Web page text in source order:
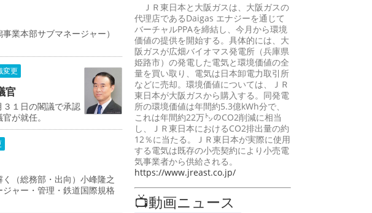
業本部サブマネージャー）
変更
官
１日の閣議で承認
が就任。
（総務部・出向）小峰隆之
ャー・管理・鉄道国際規格
ＪＲ東日本と大阪ガスは、大阪ガスの
代理店であるDaigas エナジーを通じて
バーチャルPPAを締結し、今月から環境
価値の提供を開始する。具体的には、大
阪ガスが広畑バイオマス発電所（兵庫県
姫路市）の発電した電気と環境価値の全
量を買い取り、電気は日本卸電力取引所
などに売却。環境価値については、ＪＲ
東日本が大阪ガスから購入する。同発電
所の環境価値は年間約5.3億kWh分で、
これは年間約22万㌧のCO2削減に相当
し、ＪＲ東日本におけるCO2排出量の約
12％に当たる。ＪＲ東日本が実際に使用
する電気は既存の小売契約により小売電
気事業者から供給される。
https://www.jreast.co.jp/
📺動画ニュース